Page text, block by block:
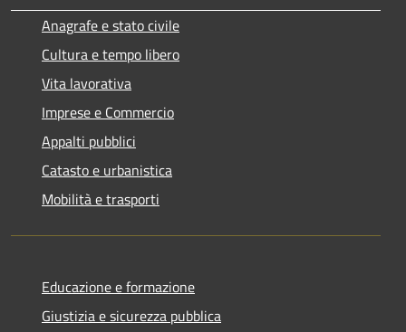
Anagrafe e stato civile
Cultura e tempo libero
Vita lavorativa
Imprese e Commercio
Appalti pubblici
Catasto e urbanistica
Mobilità e trasporti
Educazione e formazione
Giustizia e sicurezza pubblica